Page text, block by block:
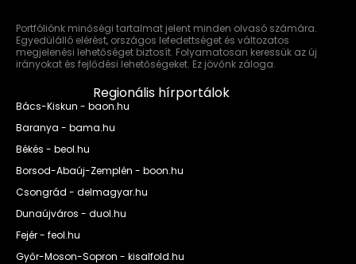
Portfóliónk minőségi tartalmat jelent minden olvasó számára.
Egyedülálló elérést, országos lefedettséget és változatos
megjelenési lehetőséget biztosít. Folyamatosan keressük az új
irányokat és fejlődési lehetőségeket. Ez jövőnk záloga.
Regionális hírportálok
Bács-Kiskun - baon.hu
Baranya - bama.hu
Békés - beol.hu
Borsod-Abaúj-Zemplén - boon.hu
Csongrád - delmagyar.hu
Dunaújváros - duol.hu
Fejér - feol.hu
Győr-Moson-Sopron - kisalfold.hu